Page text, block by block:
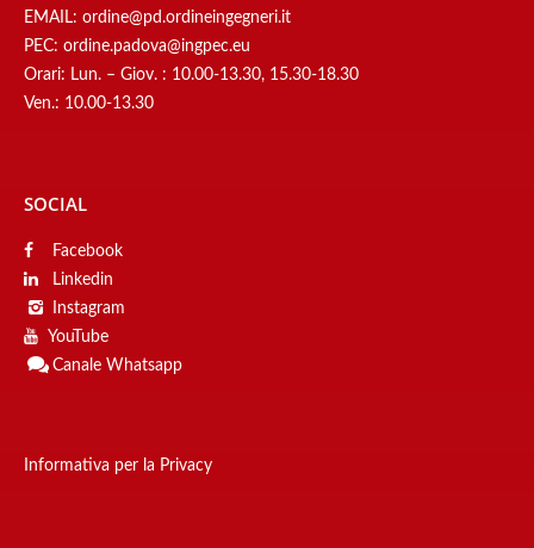
EMAIL: ordine@pd.ordineingegneri.it
PEC: ordine.padova@ingpec.eu
Orari: Lun. – Giov. : 10.00-13.30, 15.30-18.30
Ven.: 10.00-13.30
SOCIAL
Facebook
Linkedin
Instagram
YouTube
Canale Whatsapp
Informativa per la Privacy